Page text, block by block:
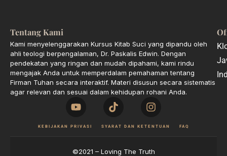
Tentang Kami
Kami menyelenggarakan Kursus Kitab Suci yang dipandu oleh
ahli teologi berpengalaman, Dr. Paskalis Edwin. Dengan
pendekatan yang ringan dan mudah dipahami, kami rindu
mengajak Anda untuk memperdalam pemahaman tentang
Firman Tuhan secara interaktif. Materi disusun secara sistematis
agar relevan dan sesuai dalam kehidupan rohani Anda.
KEBIJAKAN PRIVASI SYARAT DAN KETENTUAN FAQ
©2021 – Loving The Truth